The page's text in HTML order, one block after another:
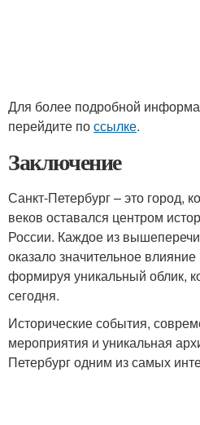
Для более подробной
перейдите поссылке.
Заключение
Санкт-Петербург – это город,
веков оставался центром
России. Каждое из
оказало значительное влияние
формируя уникальный облик,
сегодня.
Исторические события,
мероприятия и уникальная
Петербург одним из самых